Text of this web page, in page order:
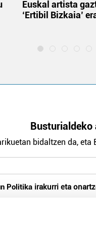
Euskal artista
‘Ertibil Bizkaia’
Busturialdeko
bidaltzen da,
Politika irakurri eta